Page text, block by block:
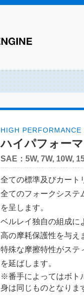
HIGH
ハイパフォー
SAE：5W, 7W, 10W,
全ての標準及びカート
全てのフォークシステ
を呈します。
ベルレイ独自の組成に
高の摩耗保護性を与え
特殊な摩擦特性がステ
を延ばします。
※番手によってはボト
身は同じものとなりま